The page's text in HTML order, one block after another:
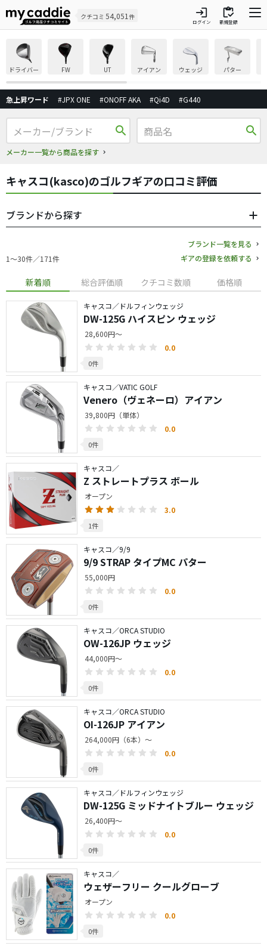
クチコミ 54,051 件 login
ログイン
inventory
新規登録
ドライバー FW UT アイアン ウェッジ パター
急上昇ワード #JPX ONE #ONOFF AKA #Qi4D #G440
search
メーカー一覧から商品を探す
search
キャスコ(kasco)のゴルフギアの口コミ評価
ブランドから探す
1〜30件／171件
ブランド一覧を見る
ギアの登録を依頼する
新着順 総合評価順 クチコミ数順 価格順
キャスコ／ドルフィンウェッジ
DW-125G ハイスピン ウェッジ
28,600円～
0.0
0件
キャスコ／VATIC GOLF
Venero（ヴェネーロ）アイアン
39,800円（単体）
0.0
0件
キャスコ／
Z ストレートプラス ボール
オープン
3.0
1件
キャスコ／9/9
9/9 STRAP タイプMC パター
55,000円
0.0
0件
キャスコ／ORCA STUDIO
OW-126JP ウェッジ
44,000円～
0.0
0件
キャスコ／ORCA STUDIO
OI-126JP アイアン
264,000円（6本）～
0.0
0件
キャスコ／ドルフィンウェッジ
DW-125G ミッドナイトブルー ウェッジ
26,400円～
0.0
0件
キャスコ／
ウェザーフリー クールグローブ
オープン
0.0
0件